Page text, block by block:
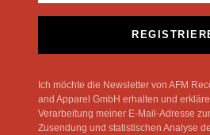
Ich möchte die Newsletter von AFM
and Apparel GmbH erhalten und
Verarbeitung meiner E-Mail-Adresse
Zusendung und statistischen Analyse